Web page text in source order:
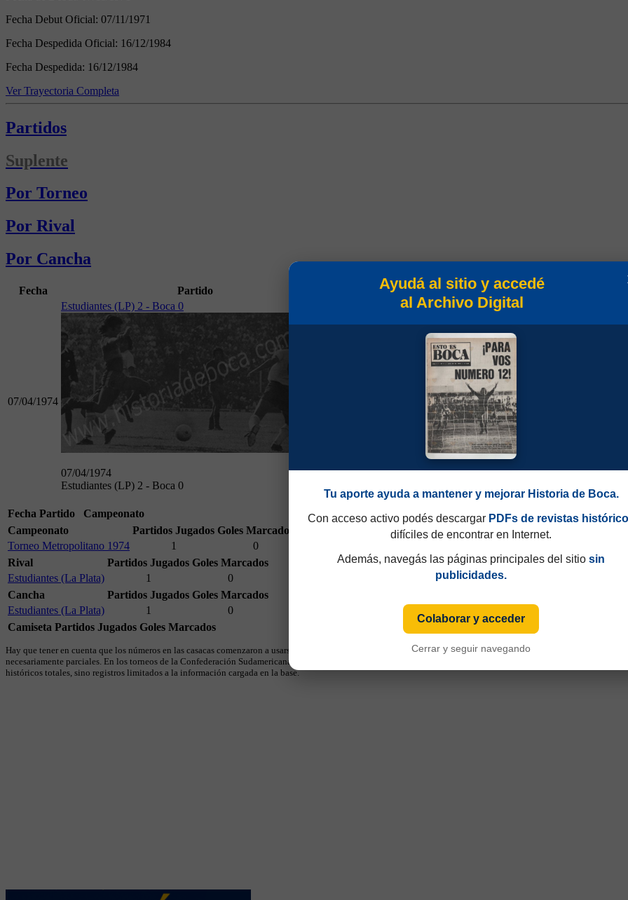
Fecha Debut Oficial: 07/11/1971
Fecha Despedida Oficial: 16/12/1984
Fecha Despedida: 16/12/1984
Ver Trayectoria Completa
Partidos
Suplente
Por Torneo
Por Rival
Por Cancha
Fecha Partido Min Campeonato
07/04/1974
Estudiantes (LP) 2 - Boca 0
07/04/1974
Estudiantes (LP) 2 - Boca 0
Torneo Metropolitano 1974
Fecha Partido
Campeonato
Campeonato
Partidos Jugados Goles Marcados
Torneo Metropolitano 1974
1
0
Rival
Partidos Jugados Goles Marcados
Estudiantes (La Plata)
1
0
Cancha
Partidos Jugados Goles Marcados
Estudiantes (La Plata)
1
0
Camiseta Partidos Jugados Goles Marcados
Hay que tener en cuenta que los números en las casacas comenzaron a usarse en 1949 y que hasta 1997 eran consecutivos, no fijos. Esa información aparecía sólo
necesariamente parciales. En los torneos de la Confederación Sudamericana se utiliza numeración fija desde sus primeras ediciones y, cuando ese dato está
históricos totales, sino registros limitados a la información cargada en la base.
Ayudá al sitio y accedé
al Archivo Digital
Tu aporte ayuda a mantener y mejorar Historia de Boca.
Con acceso activo podés descargar PDFs de revistas
difíciles de encontrar en Internet.
Además, navegás las páginas principales del sitio sin
publicidades.
Colaborar y acceder
Cerrar y seguir navegando